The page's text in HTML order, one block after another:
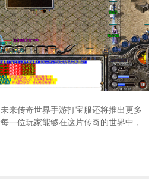
来传奇世界手游打宝服还将推出更多
一位玩家能够在这片传奇的世界中，